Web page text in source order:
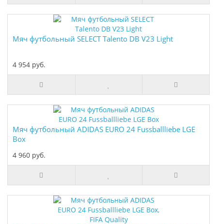
Мяч футбольный SELECT Talento DB V23 Light
4 954 руб.
Мяч футбольный ADIDAS EURO 24 Fussballliebe LGE
Box
4 960 руб.